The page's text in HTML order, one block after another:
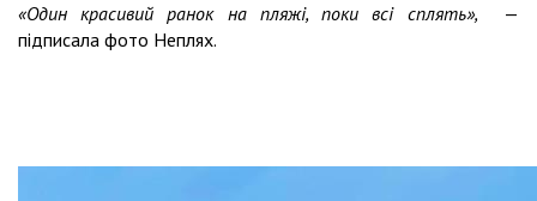
«Один красивий ранок на пляжі, поки всі сплять», —
підписала фото Неплях.